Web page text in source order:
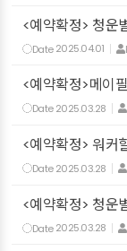
<예약확정> 청운
Date 2025.04.01
<예약확정>메이
Date 2025.03.28
<예약확정> 워커
Date 2025.03.28
<예약확정> 청운
Date 2025.03.28